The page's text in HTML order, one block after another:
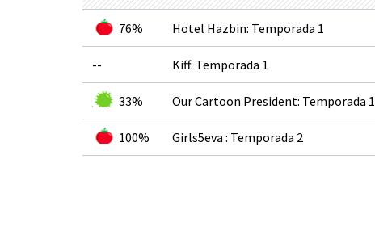
76% Hotel Hazbin: Temporada 1
-- Kiff: Temporada 1
33% Our Cartoon President: Temporada 1
100% Girls5eva : Temporada 2